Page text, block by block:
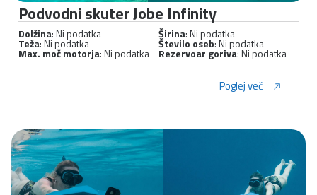
Podvodni skuter Jobe Infinity
Dolžina: Ni podatka Širina: Ni podatka
Teža: Ni podatka Število oseb: Ni podatka
Max. moč motorja: Ni podatka Rezervoar goriva: Ni podatka
Poglej več